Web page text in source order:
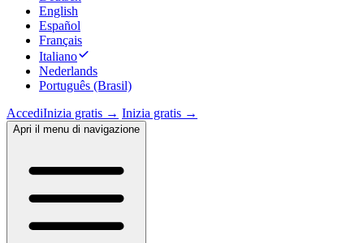
English
Español
Français
Italiano
Nederlands
Português (Brasil)
AccediInizia gratis → Inizia gratis →
Apri il menu di navigazione